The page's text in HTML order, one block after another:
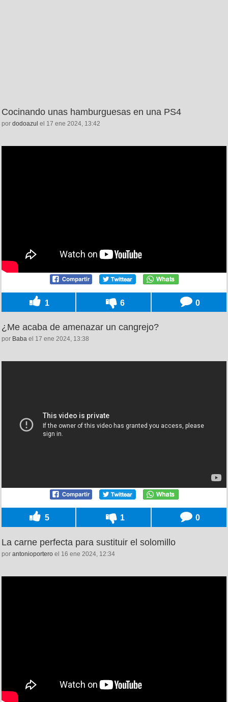
Cocinando unas hamburguesas en una PS4
por dodoazul el 17 ene 2024, 13:42
1 6 0
¿Me acaba de amenazar un cangrejo?
por Baba el 17 ene 2024, 13:38
5 1 0
La carne perfecta para sustituir el solomillo
por antonioportero el 16 ene 2024, 12:34